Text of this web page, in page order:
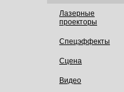
Лазерные
проекторы
Спецэффекты
Сцена
Видео